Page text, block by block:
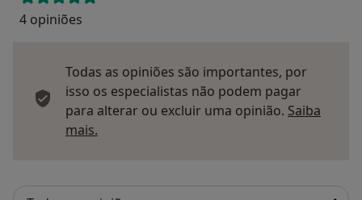
4 opiniões
Todas as opiniões são importantes, por
isso os especialistas não podem pagar
para alterar ou excluir uma opinião. Saiba
mais.